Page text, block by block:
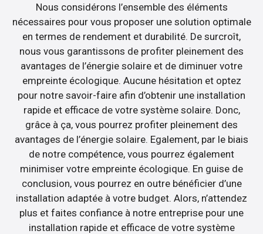
Nous considérons l’ensemble des éléments
nécessaires pour vous proposer une solution optimale
en termes de rendement et durabilité. De surcroît,
nous vous garantissons de profiter pleinement des
avantages de l’énergie solaire et de diminuer votre
empreinte écologique. Aucune hésitation et optez
pour notre savoir-faire afin d’obtenir une installation
rapide et efficace de votre système solaire. Donc,
grâce à ça, vous pourrez profiter pleinement des
avantages de l’énergie solaire. Egalement, par le biais
de notre compétence, vous pourrez également
minimiser votre empreinte écologique. En guise de
conclusion, vous pourrez en outre bénéficier d’une
installation adaptée à votre budget. Alors, n’attendez
plus et faites confiance à notre entreprise pour une
installation rapide et efficace de votre système